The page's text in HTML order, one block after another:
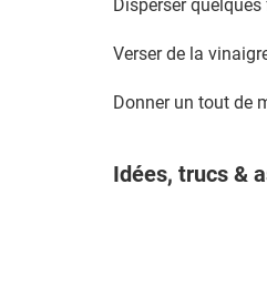
Disperser
Verser de la
Donner un tout de
Idées, trucs &